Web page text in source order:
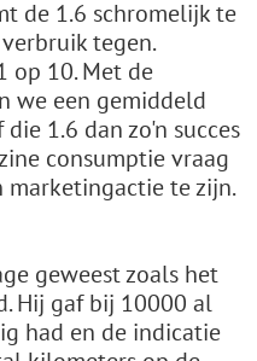
de 1.6 schromelijk te
tegen.
op 10. Met de
we een gemiddeld
1.6 dan zo'n succes
consumptie vraag
marketingactie te zijn.
geweest zoals het
Hij gaf bij 10000 al
had en de indicatie